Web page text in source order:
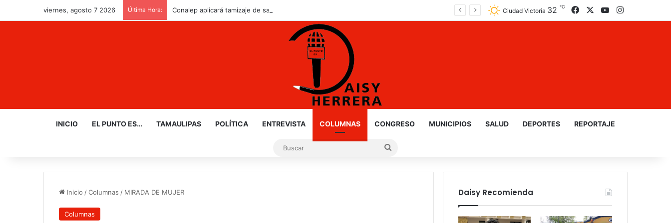
viernes, agosto 7 2026 Última Hora: Conalep aplicará tamizaje de salud mental a estudiantes de nuevo ingreso Ciudad Victoria 32 ℃ Facebook YouTube
INICIO EL PUNTO ES… TAMAULIPAS POLÍTICA ENTREVISTA COLUMNAS CONGRESO MUNICIPIOS SALUD DEPORTES REPORTAJE
Inicio /Columnas / MIRADA DE MUJER
Columnas
Daisy Recomienda